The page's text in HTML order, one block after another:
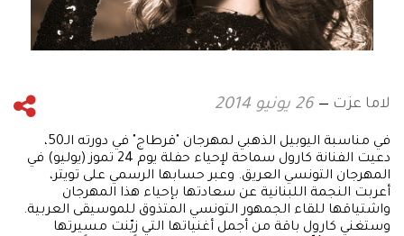
لاما عزت 26 يونيو 2014
في مناسبة اليوبيل الذهبي لمهرجان "قرطاج" في دورته الـ50،
دعيت الفنانة كارول سماحة لإحياء حفلة يوم 24 تموز (يوليو) في
المهرجان التونسي العريق. وعبر حسابها الرسمي على تويتر،
أعربت النجمة اللبنانية عن سعادتها بإحياء هذا المهرجان
واشتياقها للقاء الجمهور التونسي المتذوق للموسيقى العربية.
وستغني كارول باقة من أجمل أغنياتها التي زيّنت مسيرتها